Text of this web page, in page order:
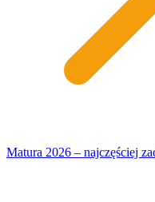
Matura 2026 – najczęściej